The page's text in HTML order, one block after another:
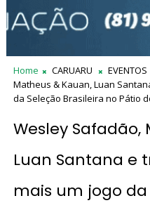
Home CARUARU EVENTOS
Matheus & Kauan, Luan
da Seleção Brasileira no Pátio
Wesley Safadão,
Luan Santana e
mais um jogo da